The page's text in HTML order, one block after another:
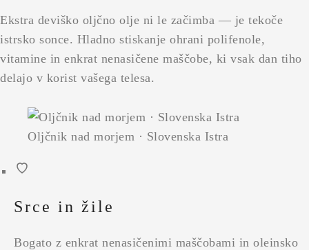
Ekstra deviško oljčno olje ni le začimba — je tekoče
istrsko sonce. Hladno stiskanje ohrani polifenole,
vitamine in enkrat nenasičene maščobe, ki vsak dan tiho
delajo v korist vašega telesa.
Oljčnik nad morjem · Slovenska Istra
Srce in žile
Bogato z enkrat nenasičenimi maščobami in oleinsko